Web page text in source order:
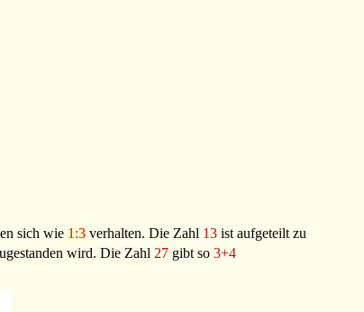
sich wie 1 :3 verhalten. Die Zahl 13 ist aufgeteilt zu
wird. Die Zahl 27 gibt so3+4